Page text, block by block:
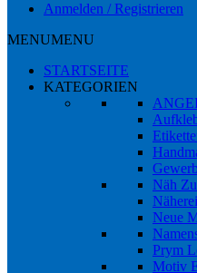
Anmelden / Registrieren
MENUMENU
STARTSEITE
KATEGORIEN
Näh
Neue
Prym
Motiv